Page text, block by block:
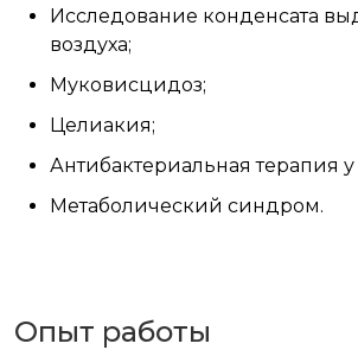
Исследование конденсата
воздуха;
Муковисцидоз;
Целиакия;
Антибактериальная терапия у
Метаболический синдром.
Опыт работы